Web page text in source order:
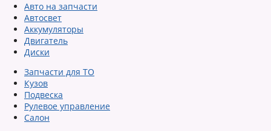
Авто на запчасти
Автосвет
Аккумуляторы
Двигатель
Диски
Запчасти для ТО
Кузов
Подвеска
Рулевое управление
Салон